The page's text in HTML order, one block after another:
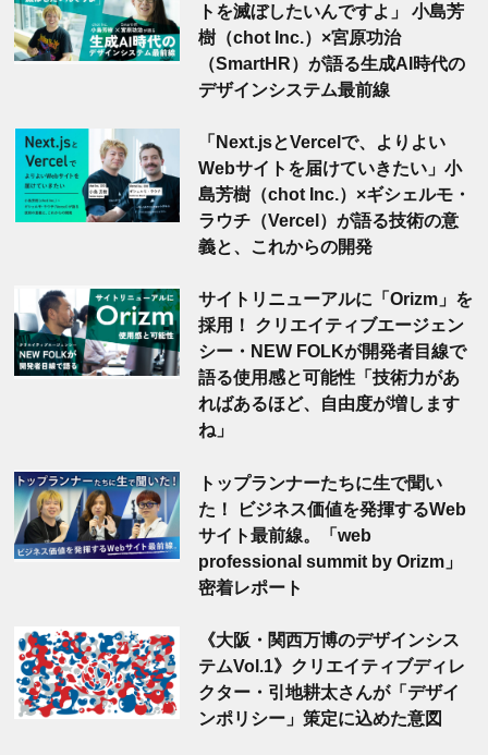
トを滅ぼしたいんですよ」 小島芳
樹（chot Inc.）×宮原功治
（SmartHR）が語る生成AI時代の
デザインシステム最前線
「Next.jsとVercelで、よりよい
Webサイトを届けていきたい」小
島芳樹（chot Inc.）×ギシェルモ・
ラウチ（Vercel）が語る技術の意
義と、これからの開発
サイトリニューアルに「Orizm」を
採用！ クリエイティブエージェン
シー・NEW FOLKが開発者目線で
語る使用感と可能性「技術力があ
ればあるほど、自由度が増します
ね」
トップランナーたちに生で聞い
た！ ビジネス価値を発揮するWeb
サイト最前線。「web
professional summit by Orizm」
密着レポート
《大阪・関西万博のデザインシス
テムVol.1》クリエイティブディレ
クター・引地耕太さんが「デザイ
ンポリシー」策定に込めた意図